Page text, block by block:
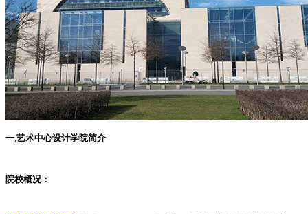
一,艺术中心设计学院简介
院校概况：